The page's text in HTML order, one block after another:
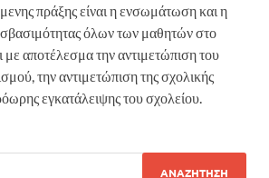
πράξης είναι η ενσωμάτωση και η
όλων των μαθητών στο
με αποτέλεσμα την αντιμετώπιση του
την αντιμετώπιση της σχολικής
εγκατάλειψης του σχολείου.